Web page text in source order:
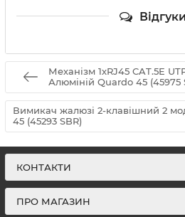
Відгуки
Механізм 1хRJ45 CAT.5E
Алюміній Quardo 45 (45975
Вимикач жалюзі 2-клавішний 2
45 (45293 SBR)
КОНТАКТИ
ПРО МАГАЗИН